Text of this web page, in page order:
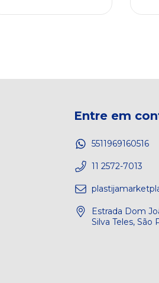
Entre em
5511969160516
11 2572-7013
Estrada Dom
Silva Teles, São